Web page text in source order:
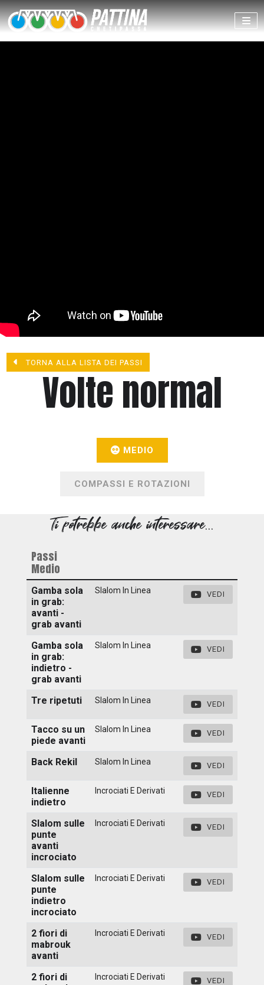
TORNA ALLA LISTA DEI PASSI
Volte normal
MEDIO
COMPASSI E ROTAZIONI
Ti potrebbe anche interessare...
Passi
Medio
Gamba sola
in grab:
avanti -
grab avanti
Slalom In Linea VEDI
Gamba sola
in grab:
indietro -
grab avanti
Slalom In Linea VEDI
Tre ripetuti Slalom In Linea VEDI
Tacco su un
piede avanti
Slalom In Linea VEDI
Back Rekil Slalom In Linea VEDI
Italienne
indietro
Incrociati E Derivati VEDI
Slalom sulle
punte
avanti
incrociato
Incrociati E Derivati VEDI
Slalom sulle
punte
indietro
incrociato
Incrociati E Derivati VEDI
2 fiori di
mabrouk
avanti
Incrociati E Derivati VEDI
2 fiori di
Incrociati E Derivati VEDI